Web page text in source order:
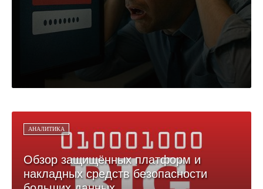
АНАЛИТИКА
Обзор защищённых платформ и
накладных средств безопасности